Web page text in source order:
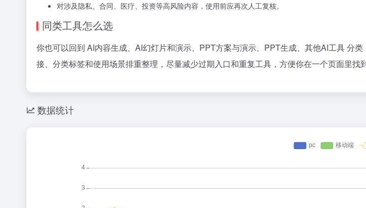
对涉及隐私、合同、医疗、投资等高风险内容，使用前应再次人工复核。
同类工具怎么选
你也可以回到 AI内容生成、AI幻灯片和演示、PPT方案与演示、PPT生成、其他AI工具 分
接、分类标签和使用场景排重整理，尽量减少过期入口和重复工具，方便你在一个页面里找
数据统计